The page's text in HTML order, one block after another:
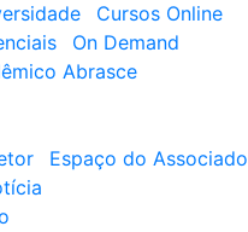
Cursos Online
On Demand
Abrasce
Espaço do Associado